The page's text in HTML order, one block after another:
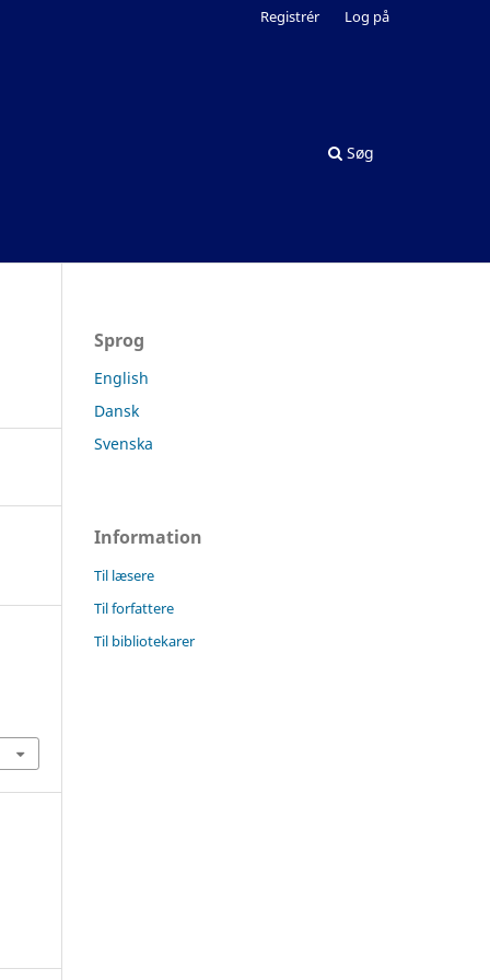
Søg
Registrér Log på
Sprog
English
Dansk
Svenska
Information
Til læsere
Til forfattere
Til bibliotekarer